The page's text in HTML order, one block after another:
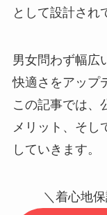
として設計され
男女問わず幅広
快適さをアップ
この記事では、
メリット、そし
していきます。
＼着心地